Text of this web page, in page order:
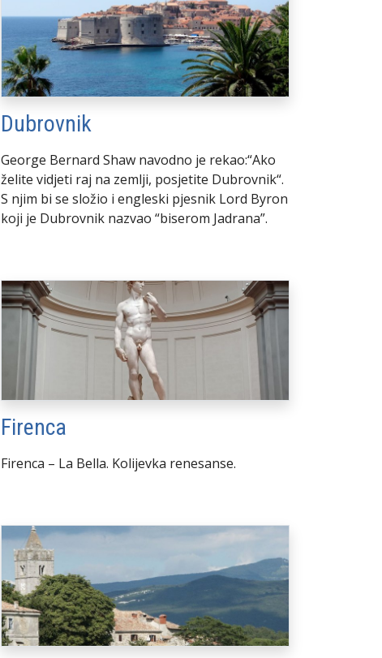
Dubrovnik
George Bernard Shaw navodno je rekao:“Ako
želite vidjeti raj na zemlji, posjetite Dubrovnik“.
S njim bi se složio i engleski pjesnik Lord Byron
koji je Dubrovnik nazvao “biserom Jadrana”.
Firenca
Firenca – La Bella. Kolijevka renesanse.